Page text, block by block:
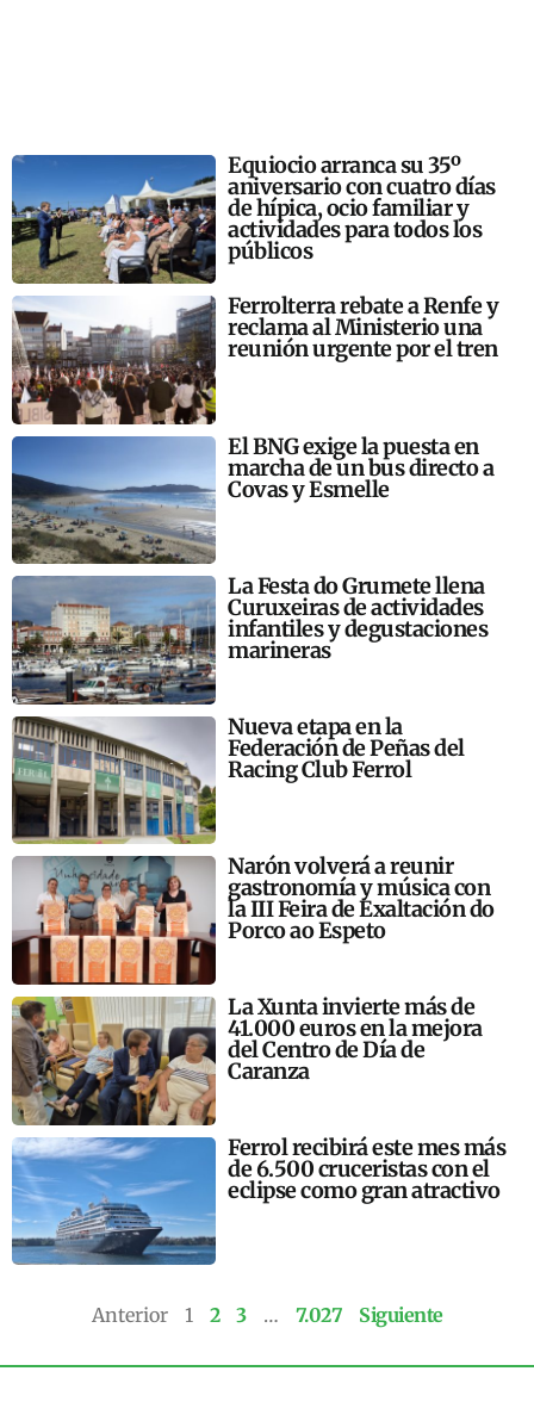
Equiocio arranca su 35º
aniversario con cuatro días
de hípica, ocio familiar y
actividades para todos los
públicos
Ferrolterra rebate a Renfe y
reclama al Ministerio una
reunión urgente por el tren
El BNG exige la puesta en
marcha de un bus directo a
Covas y Esmelle
La Festa do Grumete llena
Curuxeiras de actividades
infantiles y degustaciones
marineras
Nueva etapa en la
Federación de Peñas del
Racing Club Ferrol
Narón volverá a reunir
gastronomía y música con
la III Feira de Exaltación do
Porco ao Espeto
La Xunta invierte más de
41.000 euros en la mejora
del Centro de Día de
Caranza
Ferrol recibirá este mes más
de 6.500 cruceristas con el
eclipse como gran atractivo
Anterior 1 2 3 … 7.027 Siguiente